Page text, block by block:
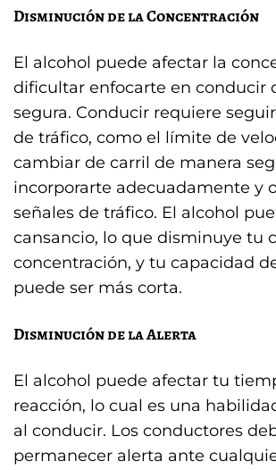
Disminución de la Concentración
El alcohol puede afectar la
dificultar enfocarte en conducir
segura. Conducir requiere
de tráfico, como el límite de
cambiar de carril de manera
incorporarte adecuadamente y
señales de tráfico. El alcohol
cansancio, lo que disminuye tu
concentración, y tu capacidad
puede ser más corta.
Disminución de la Alerta
El alcohol puede afectar tu
reacción, lo cual es una
al conducir. Los conductores
permanecer alerta ante